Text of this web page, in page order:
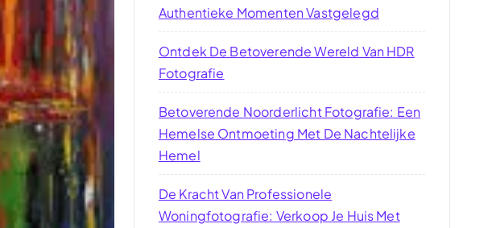
Authentieke Momenten Vastgelegd
Ontdek De Betoverende Wereld Van HDR
Fotografie
Betoverende Noorderlicht Fotografie: Een
Hemelse Ontmoeting Met De Nachtelijke
Hemel
De Kracht Van Professionele
Woningfotografie: Verkoop Je Huis Met